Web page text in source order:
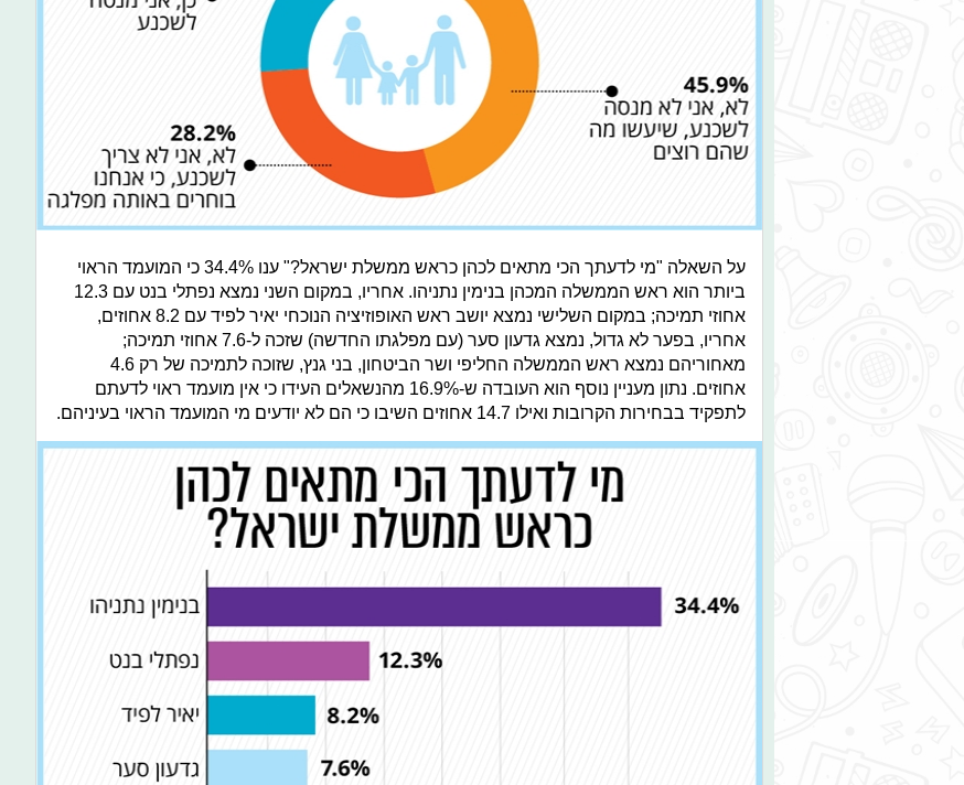
על השאלה "מי לדעתך הכי מתאים לכהן כראש ממשלת ישראל?" ענו 34.4% כי המועמד הראוי
ביותר הוא ראש הממשלה המכהן בנימין נתניהו. אחריו, במקום השני נמצא נפתלי בנט עם 12.3
אחוזי תמיכה; במקום השלישי נמצא יושב ראש האופוזיציה הנוכחי יאיר לפיד עם 8.2 אחוזים,
אחריו, בפער לא גדול, נמצא גדעון סער (עם מפלגתו החדשה) שזכה ל-7.6 אחוזי תמיכה;
מאחוריהם נמצא ראש הממשלה החליפי ושר הביטחון, בני גנץ, שזוכה לתמיכה של רק 4.6
אחוזים. נתון מעניין נוסף הוא העובדה ש-16.9% מהנשאלים העידו כי אין מועמד ראוי לדעתם
לתפקיד בבחירות הקרובות ואילו 14.7 אחוזים השיבו כי הם לא יודעים מי המועמד הראוי בעיניהם.